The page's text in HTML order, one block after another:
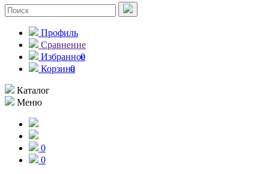
Профиль
Сравнение
Избранное
0
Корзина
0
Каталог
Меню
0
0